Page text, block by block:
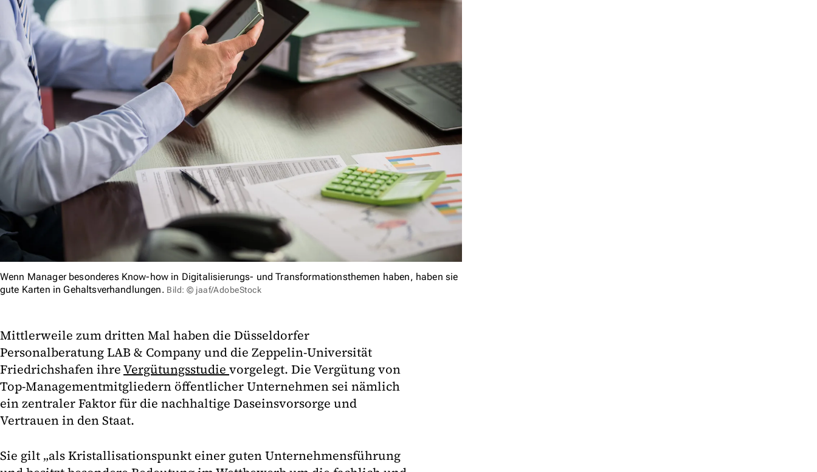
Wenn Manager besonderes Know-how in Digitalisierungs- und Transformationsthemen haben, haben sie
gute Karten in Gehaltsverhandlungen. Bild: © jaaf/AdobeStock
Mittlerweile zum dritten Mal haben die Düsseldorfer
Personalberatung LAB & Company und die Zeppelin-Universität
Friedrichshafen ihreVergütungsstudie vorgelegt. Die Vergütung von
Top-Managementmitgliedern öffentlicher Unternehmen sei nämlich
ein zentraler Faktor für die nachhaltige Daseinsvorsorge und
Vertrauen in den Staat.
Sie gilt „als Kristallisationspunkt einer guten Unternehmensführung